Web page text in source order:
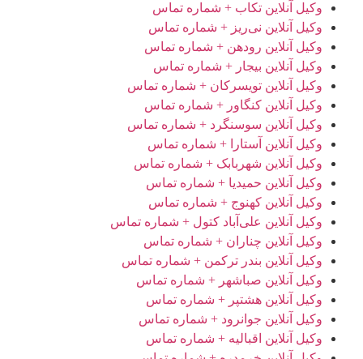
وکیل آنلاین تکاب + شماره تماس
وکیل آنلاین نی‌ریز + شماره تماس
وکیل آنلاین رودهن + شماره تماس
وکیل آنلاین بیجار + شماره تماس
وکیل آنلاین تویسرکان + شماره تماس
وکیل آنلاین کنگاور + شماره تماس
وکیل آنلاین سوسنگرد + شماره تماس
وکیل آنلاین آستارا + شماره تماس
وکیل آنلاین شهربابک + شماره تماس
وکیل آنلاین حمیدیا + شماره تماس
وکیل آنلاین کهنوج + شماره تماس
وکیل آنلاین علی‌آباد کتول + شماره تماس
وکیل آنلاین چناران + شماره تماس
وکیل آنلاین بندر ترکمن + شماره تماس
وکیل آنلاین صباشهر + شماره تماس
وکیل آنلاین هشتپر + شماره تماس
وکیل آنلاین جوانرود + شماره تماس
وکیل آنلاین اقبالیه + شماره تماس